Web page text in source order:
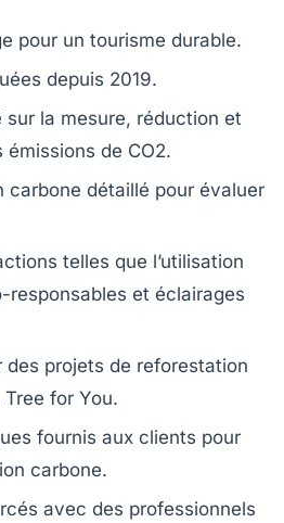
pour un tourisme durable.
depuis 2019.
sur la mesure, réduction et
émissions de CO2.
carbone détaillé pour évaluer
telles que l’utilisation
responsables et éclairages
des projets de reforestation
Tree for You.
fournis aux clients pour
carbone.
avec des professionnels